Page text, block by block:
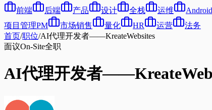
前端
后端 产品 设计 全栈 运维 Android
项目管理PM
市场销售 量化 HR 运营
法务
首页/职位/AI代理开发者——KreateWebsites
面议On-Site全职
AI代理开发者